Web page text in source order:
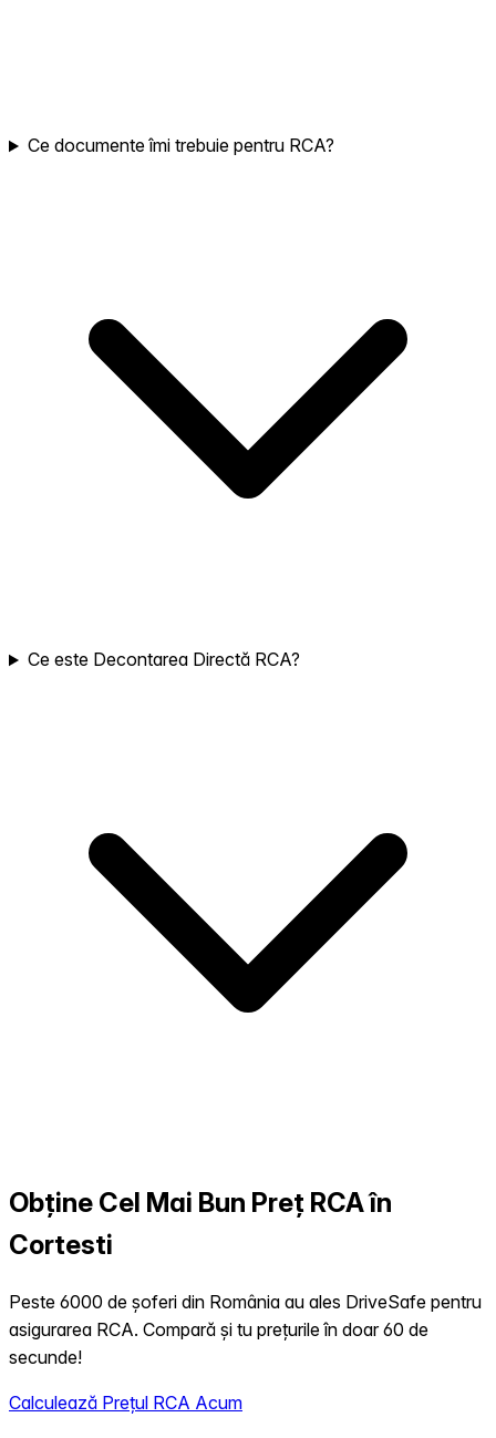
Ce documente îmi trebuie pentru RCA?
Ce este Decontarea Directă RCA?
Obține Cel Mai Bun Preț RCA în
Cortesti
Peste 6000 de șoferi din România au ales DriveSafe pentru
asigurarea RCA. Compară și tu prețurile în doar 60 de
secunde!
Calculează Prețul RCA Acum